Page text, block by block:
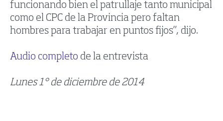
funcionando bien el patrullaje tanto municipal
como el CPC de la Provincia pero faltan
hombres para trabajar en puntos fijos”, dijo.
Audio completo de la entrevista
Lunes 1° de diciembre de 2014